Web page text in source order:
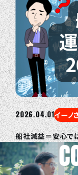
2026.04.01イーノ
船社減益＝安心で